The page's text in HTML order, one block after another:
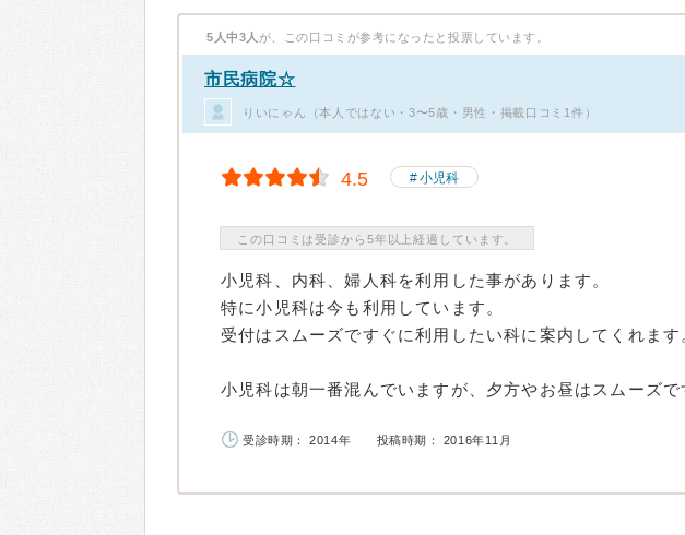
5人中3人 が、この口コミが参考になったと投票しています。
市民病院☆
りいにゃん（本人ではない・3〜5歳・男性・掲載口コミ1件）
4.5 小児科
この口コミは受診から5年以上経過しています。
小児科、内科、婦人科を利用した事があります。
特に小児科は今も利用しています。
受付はスムーズですぐに利用したい科に案内してくれます
小児科は朝一番混んでいますが、夕方やお昼はスムーズで
受診時期： 2014年 投稿時期： 2016年11月